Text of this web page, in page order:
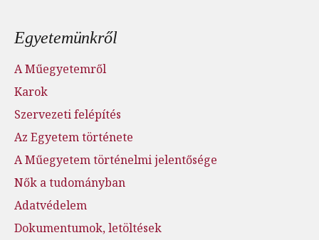
Lábléc menü
Egyetemünkről
A Műegyetemről
Karok
Szervezeti felépítés
Az Egyetem története
A Műegyetem történelmi jelentősége
Nők a tudományban
Adatvédelem
Dokumentumok, letöltések